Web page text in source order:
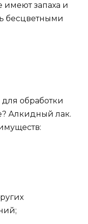
имеют запаха и
бесцветными
обработки
Алкидный лак.